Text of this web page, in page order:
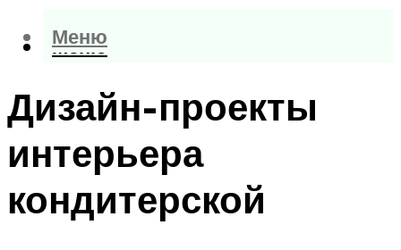
Меню
Меню
Дизайн-проекты
интерьера
кондитерской